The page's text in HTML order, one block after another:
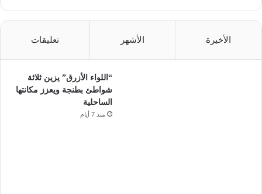
الأخيرة الأشهر تعليقات
“اللواء الأزرق” يزين ثلاثة
شواطئ بطنجة ويعزز مكانتها
الساحلية
منذ 7 أيام